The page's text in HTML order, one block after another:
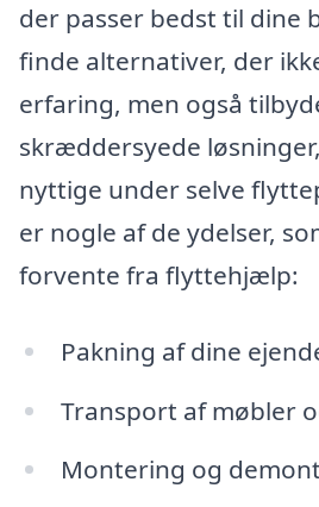
der passer bedst til dine
finde alternativer, der
erfaring, men også
skræddersyede
nyttige under selve
er nogle af de ydelser,
forvente fra flyttehjælp:
Pakning af dine
Transport af møbler
Montering og